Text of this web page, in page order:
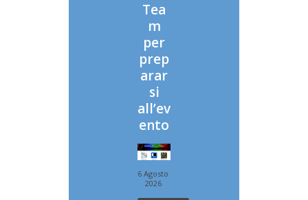
Tea
m
per
prep
arar
si
all’ev
ento
6 Agosto
2026